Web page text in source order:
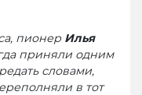
пионер Илья
приняли одним
словами,
в тот